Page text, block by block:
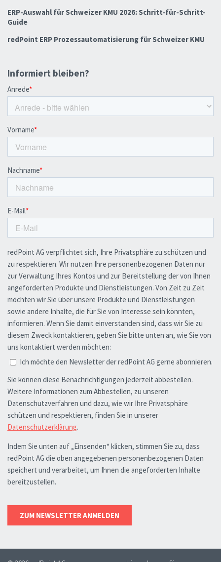
ERP-Auswahl für Schweizer KMU 2026: Schritt-für-Schritt-
Guide
redPoint ERP Prozessautomatisierung für Schweizer KMU
Informiert bleiben?